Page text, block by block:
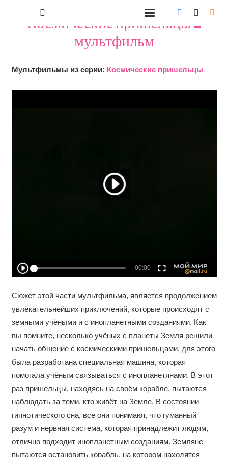
"Космические пришельцы 2"
мультфильм
Мультфильмы из серии: Космические пришельцы
Сюжет этой части мультфильма, является продолжением
увлекательнейших приключений, которые происходят с
земными учёными и с инопланетными созданиями. Как
вы помните, несколько учёных с планеты Земля решили
начать общение с космическими пришельцами, для этого
была разработана специальная машина, которая
помогала учёным связываться с инопланетянами. В этот
раз пришельцы, находясь на своём корабле, пытаются
наблюдать за теми, кто живёт на Земле. В состоянии
гипнотического сна, все они понимают, что гуманный
разум и нервная система, которая принадлежит людям,
отлично подходит инопланетным созданиям. Земляне
пытаются остановить корабль, на котором находятся